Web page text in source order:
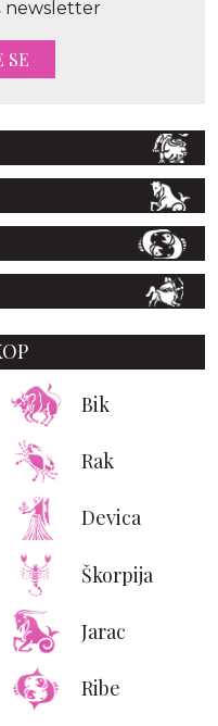
newsletter
SE
Bik
Rak
Devica
Škorpija
Jarac
Ribe